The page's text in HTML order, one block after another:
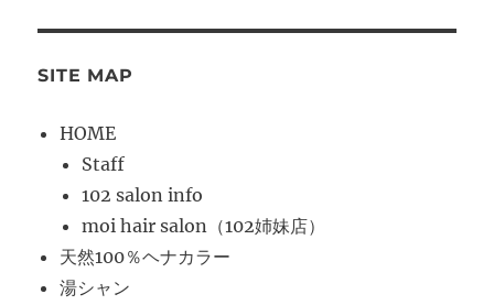
SITE MAP
HOME
Staff
102 salon info
moi hair salon（102姉妹店）
天然100％ヘナカラー
湯シャン